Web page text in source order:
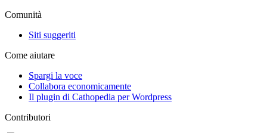
Comunità
Siti suggeriti
Come aiutare
Spargi la voce
Collabora economicamente
Il plugin di Cathopedia per Wordpress
Contributori